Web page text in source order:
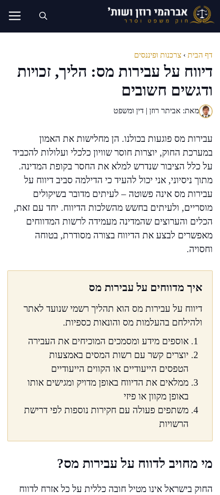
לדלג
לתוכן
דף הבית › צרכנות ופיננסים
דיווח על עבירות מס: הליך, זכויות
ודגשים חשובים
מאת: אביתר רוזן | דין ומשפט
עבירות מס פוגעות בכולנו. הן מחלישות את האמון
במערכת החוק, יוצרות חוסר שוויון כלכלי ועלולות להכביד
על כלל הציבור שנדרש למלא את החסר בקופת המדינה.
מתוך ניסיוני, אני יכול להעיד כי הדילמה סביב דיווח על
עבירות מס אינה פשוטה – לעיתים מדובר בשיקולים
מוסריים, ולעיתים בחשש מהשלכות הדיווח. יחד עם זאת,
הכלים והערוצים שהמדינה מעמידה לרשות המדווחים
מאפשרים לבצע את הדיווח בצורה מסודרת, בטוחה
וחסויה.
איך מדווחים על עבירות מס
דיווח על עבירות מס הוא תהליך רשמי שנועד לאתר
ולהילחם בהעלמות מס והונאות כספיות.
אוספים מידע ומסמכים המוכיחים את העבירה
יוצרים קשר עם רשות המסים באמצעות
הטפסים הייעודיים או הקווים הייעודיים
ממלאים את הדיווח באופן מדויק ומגישים אותו
באופן מקוון או פיזי
משתפים פעולה עם חקירות נוספות לפי דרישת
הרשויות
מי מחויב לדווח על עבירות מס?
החוק בישראל אינו מטיל חובה כללית על כל אזרח לדווח